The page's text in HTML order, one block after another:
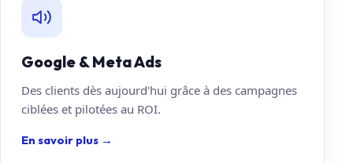
Google & Meta Ads
Des clients dès aujourd'hui grâce à des campagnes
ciblées et pilotées au ROI.
En savoir plus →